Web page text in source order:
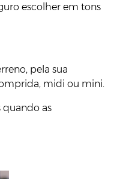
escolher em tons
pela sua
midi ou mini.
quando as